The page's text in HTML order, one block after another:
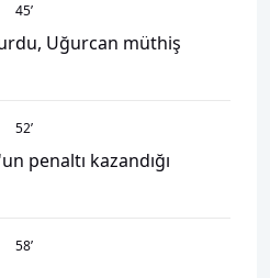
45’
Uğurcan müthiş
52’
penaltı kazandığı
58’